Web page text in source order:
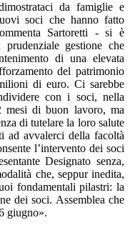
da famiglie e
soci che hanno fatto
Sartoretti - si è
prudenziale gestione che
di una elevata
del patrimonio
di euro. Ci sarebbe
con i soci, nella
mesi di buon lavoro, ma
di tutelare la loro salute
ad avvalerci della facoltà
l’intervento dei soci
Designato senza,
che, seppur inedita,
fondamentali pilastri: la
dei soci. Assemblea che
giugno».